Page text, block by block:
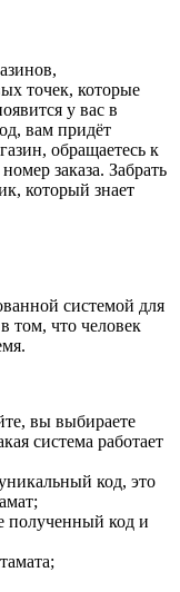
точек, которые
у вас в
вам придёт
обращаетесь к
заказа. Забрать
который знает
системой для
том, что человек
вы выбираете
система работает
код, это
полученный код и